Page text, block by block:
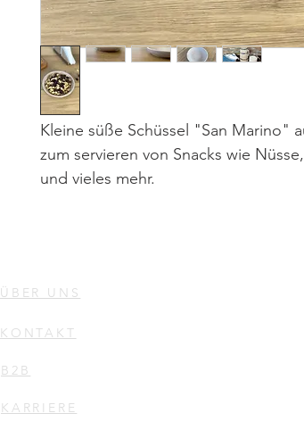
Kleine süße Schüssel "San Marino"
zum servieren von Snacks wie
und vieles mehr.
ÜBER UNS
KONTAKT
B2B
KARRIERE